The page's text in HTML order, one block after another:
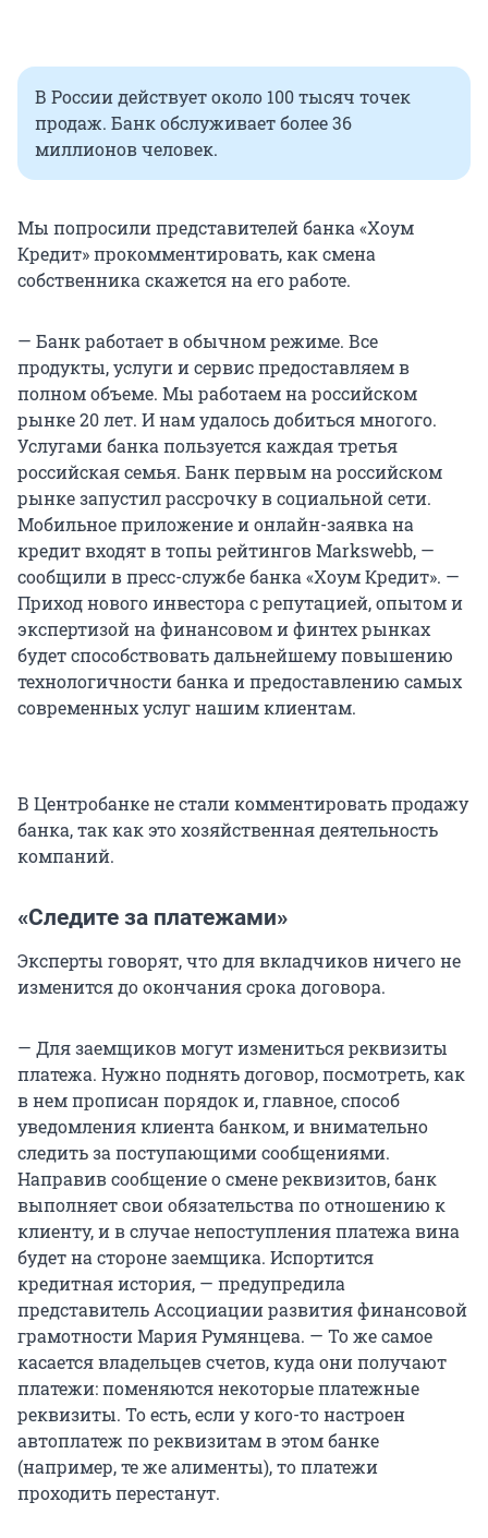
В России действует около 100 тысяч точек
продаж. Банк обслуживает более 36
миллионов человек.
Мы попросили представителей банка «Хоум
Кредит» прокомментировать, как смена
собственника скажется на его работе.
— Банк работает в обычном режиме. Все
продукты, услуги и сервис предоставляем в
полном объеме. Мы работаем на российском
рынке 20 лет. И нам удалось добиться многого.
Услугами банка пользуется каждая третья
российская семья. Банк первым на российском
рынке запустил рассрочку в социальной сети.
Мобильное приложение и онлайн-заявка на
кредит входят в топы рейтингов Markswebb, —
сообщили в пресс-службе банка «Хоум Кредит». —
Приход нового инвестора с репутацией, опытом и
экспертизой на финансовом и финтех рынках
будет способствовать дальнейшему повышению
технологичности банка и предоставлению самых
современных услуг нашим клиентам.
В Центробанке не стали комментировать продажу
банка, так как это хозяйственная деятельность
компаний.
«Следите за платежами»
Эксперты говорят, что для вкладчиков ничего не
изменится до окончания срока договора.
— Для заемщиков могут измениться реквизиты
платежа. Нужно поднять договор, посмотреть, как
в нем прописан порядок и, главное, способ
уведомления клиента банком, и внимательно
следить за поступающими сообщениями.
Направив сообщение о смене реквизитов, банк
выполняет свои обязательства по отношению к
клиенту, и в случае непоступления платежа вина
будет на стороне заемщика. Испортится
кредитная история, — предупредила
представитель Ассоциации развития финансовой
грамотности Мария Румянцева. — То же самое
касается владельцев счетов, куда они получают
платежи: поменяются некоторые платежные
реквизиты. То есть, если у кого-то настроен
автоплатеж по реквизитам в этом банке
(например, те же алименты), то платежи
проходить перестанут.